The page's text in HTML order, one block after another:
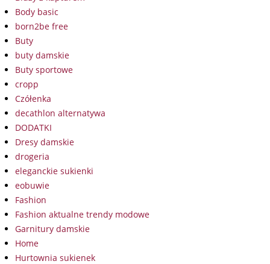
Body basic
born2be free
Buty
buty damskie
Buty sportowe
cropp
Czółenka
decathlon alternatywa
DODATKI
Dresy damskie
drogeria
eleganckie sukienki
eobuwie
Fashion
Fashion aktualne trendy modowe
Garnitury damskie
Home
Hurtownia sukienek